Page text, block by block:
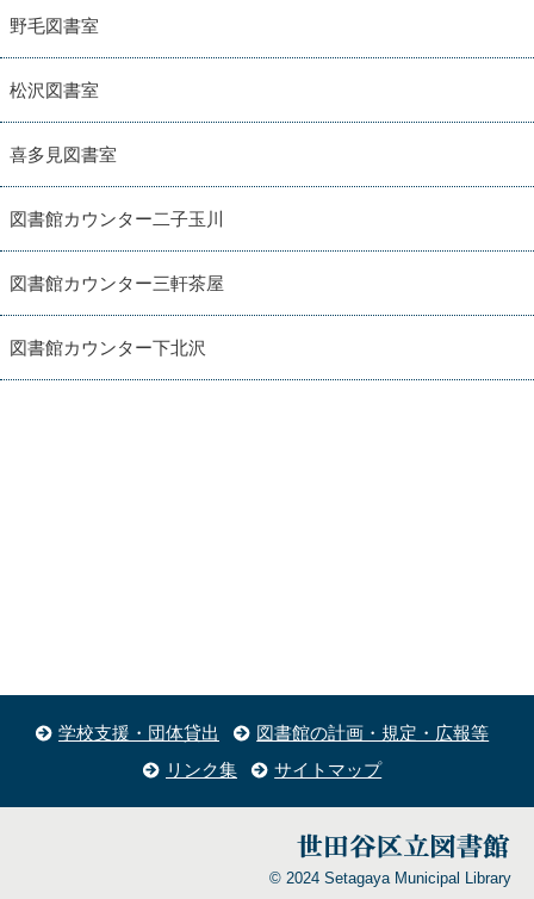
野毛図書室
松沢図書室
喜多見図書室
図書館カウンター二子玉川
図書館カウンター三軒茶屋
図書館カウンター下北沢
学校支援・団体貸出
図書館の計画・規定・広報等
リンク集
サイトマップ
© 2024 Setagaya Municipal Library